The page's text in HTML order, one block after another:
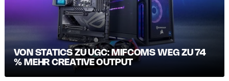
VON STATICS ZU UGC: MIFCOMS WEG ZU 74
% MEHR CREATIVE OUTPUT